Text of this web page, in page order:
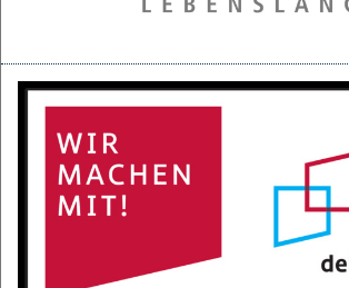
Projektpräsentation der 6d für den BGC
16.05.2025
Kurzfilme über den Izmir-Austausch im Kino
22.04.2025
KI-Fortbildung der Lehrerschaft
Null-Tage-Feier und Ferien!